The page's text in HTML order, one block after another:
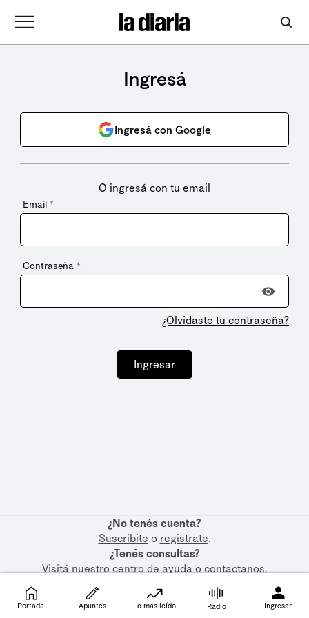
Ingresá
Ingresá con Google
O ingresá con tu email
Email *
Contraseña *
¿Olvidaste tu contraseña?
Ingresar
¿No tenés cuenta?
Suscribite o registrate.
¿Tenés consultas?
Visitá nuestrocentro de ayudaocontactanos.
Portada Apuntes Lo más leído Radio Ingresar